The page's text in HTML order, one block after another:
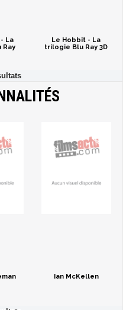
La
Ray
Le Hobbit - La
trilogie Blu Ray 3D
Ian McKellen